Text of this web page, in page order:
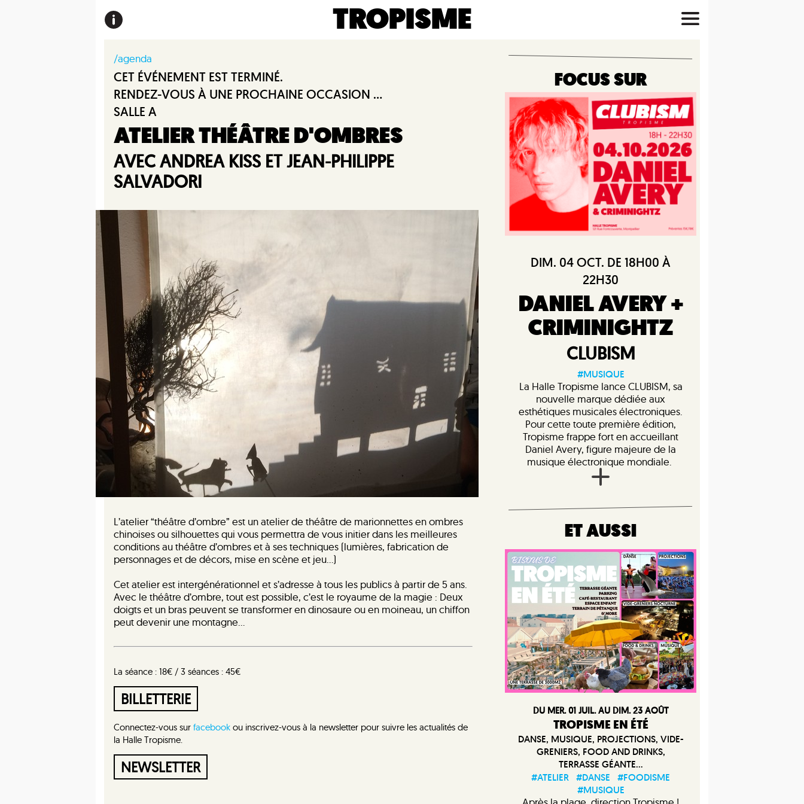
TROPISME
/agenda
CET ÉVÉNEMENT EST TERMINÉ.
RENDEZ-VOUS À UNE PROCHAINE OCCASION ...
SALLE A
ATELIER THÉÂTRE D'OMBRES
AVEC ANDREA KISS ET JEAN-PHILIPPE
SALVADORI
L’atelier “théâtre d’ombre” est un atelier de théâtre de marionnettes en ombres
chinoises ou silhouettes qui vous permettra de vous initier dans les meilleures
conditions au théâtre d’ombres et à ses techniques (lumières, fabrication de
personnages et de décors, mise en scène et jeu…)
Cet atelier est intergénérationnel et s’adresse à tous les publics à partir de 5 ans.
Avec le théâtre d’ombre, tout est possible, c’est le royaume de la magie : Deux
doigts et un bras peuvent se transformer en dinosaure ou en moineau, un chiffon
peut devenir une montagne…
La séance : 18€ / 3 séances : 45€
BILLETTERIE
Connectez-vous sur facebook ou inscrivez-vous à la newsletter pour suivre les actualités de
la Halle Tropisme.
NEWSLETTER
FOCUS SUR
DIM. 04 OCT. DE 18H00 À
22H30
DANIEL AVERY +
CRIMINIGHTZ
CLUBISM
#MUSIQUE
La Halle Tropisme lance CLUBISM, sa
nouvelle marque dédiée aux
esthétiques musicales électroniques.
Pour cette toute première édition,
Tropisme frappe fort en accueillant
Daniel Avery, figure majeure de la
musique électronique mondiale.
ET AUSSI
DU MER. 01 JUIL. AU DIM. 23 AOÛT
TROPISME EN ÉTÉ
DANSE, MUSIQUE, PROJECTIONS, VIDE-
GRENIERS, FOOD AND DRINKS,
TERRASSE GÉANTE...
#ATELIER #DANSE
#FOODISME
#MUSIQUE